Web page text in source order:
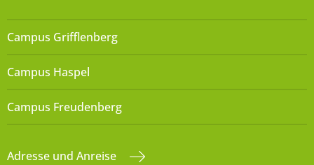
Campus Grifflenberg
Campus Haspel
Campus Freudenberg
Adresse und Anreise